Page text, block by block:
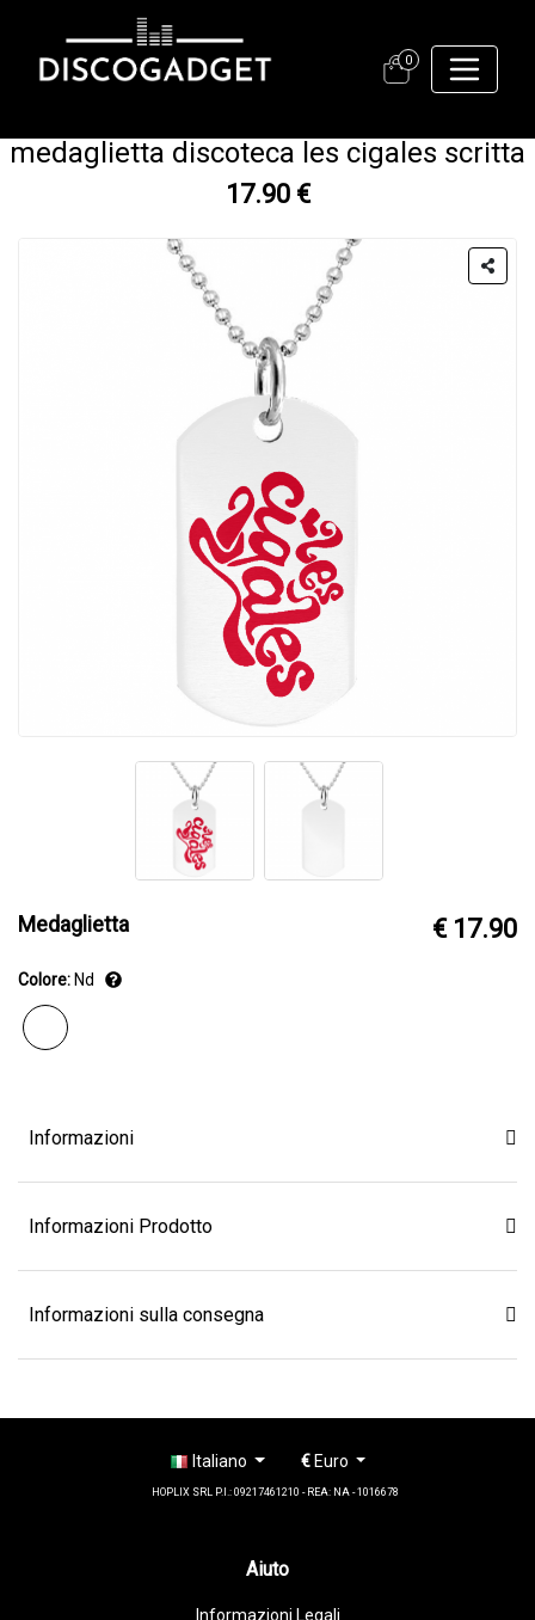
0
medaglietta discoteca les cigales scritta
17.90 €
Medaglietta € 17.90
Colore: Nd
Informazioni
Informazioni Prodotto
Informazioni sulla consegna
Italiano €Euro
HOPLIX SRL P.I.: 09217461210 - REA: NA - 1016678
Aiuto
Informazioni Legali